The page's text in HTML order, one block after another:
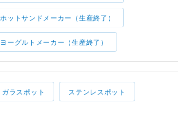
ホットサンドメーカー（生産終了）
ヨーグルトメーカー（生産終了）
ガラスポット ステンレスポット